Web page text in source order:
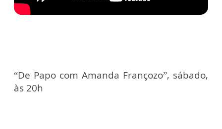
“De Papo com Amanda Françozo”, sábado,
às 20h